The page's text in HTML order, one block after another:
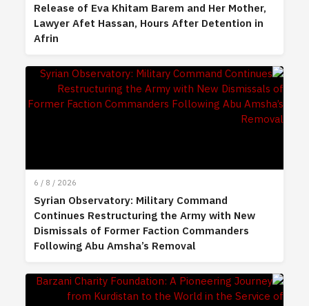
Release of Eva Khitam Barem and Her Mother,
Lawyer Afet Hassan, Hours After Detention in
Afrin
6 / 8 / 2026
Syrian Observatory: Military Command
Continues Restructuring the Army with New
Dismissals of Former Faction Commanders
Following Abu Amsha’s Removal